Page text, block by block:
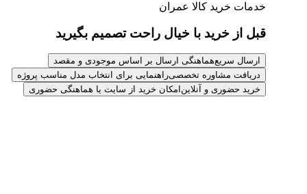
خدمات خرید کالا عمران
قبل از خرید با خیال راحت تصمیم بگیرید
ارسال سریعهماهنگی ارسال بر اساس موجودی و مقصد
دریافت مشاوره تخصصیراهنمایی برای انتخاب مدل مناسب پروژه
خرید حضوری و آنلاین امکان خرید از سایت یا هماهنگی حضوری